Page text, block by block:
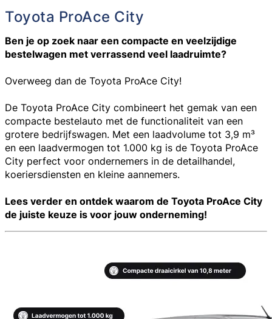
Toyota ProAce City
Ben je op zoek naar een compacte en veelzijdige
bestelwagen met verrassend veel laadruimte?
Overweeg dan de Toyota ProAce City!
De Toyota ProAce City combineert het gemak van een
compacte bestelauto met de functionaliteit van een
grotere bedrijfswagen. Met een laadvolume tot 3,9 m³
en een laadvermogen tot 1.000 kg is de Toyota ProAce
City perfect voor ondernemers in de detailhandel,
koeriersdiensten en kleine aannemers.
Lees verder en ontdek waarom de Toyota ProAce City
de juiste keuze is voor jouw onderneming!